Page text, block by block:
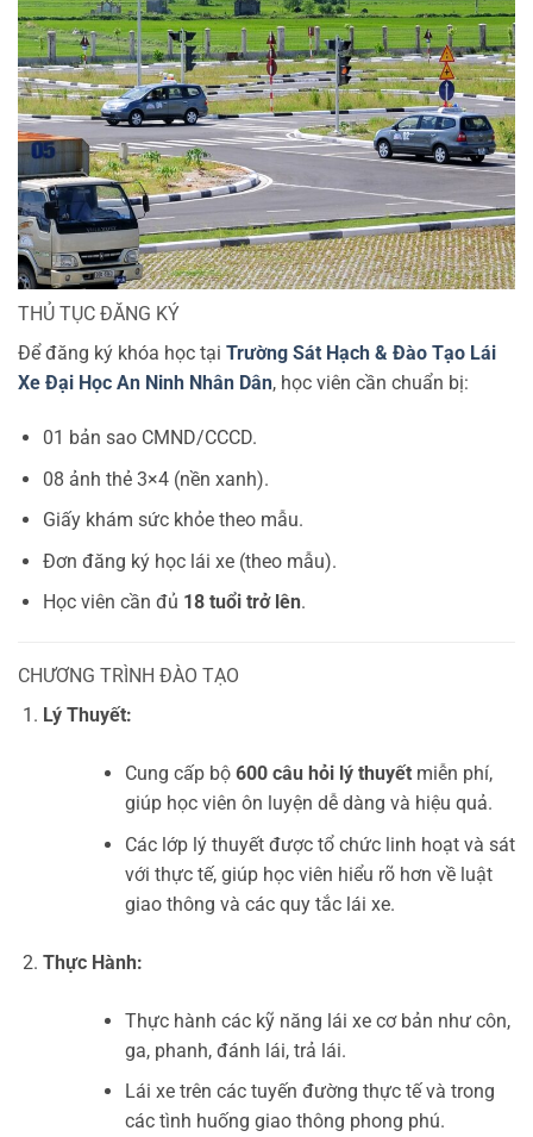
THỦ TỤC ĐĂNG KÝ
Để đăng ký khóa học tại Trường Sát Hạch & Đào Tạo Lái
Xe Đại Học An Ninh Nhân Dân, học viên cần chuẩn bị:
01 bản sao CMND/CCCD.
08 ảnh thẻ 3×4 (nền xanh).
Giấy khám sức khỏe theo mẫu.
Đơn đăng ký học lái xe (theo mẫu).
Học viên cần đủ 18 tuổi trở lên.
CHƯƠNG TRÌNH ĐÀO TẠO
Lý Thuyết:
Cung cấp bộ 600 câu hỏi lý thuyếtmiễn phí,
giúp học viên ôn luyện dễ dàng và hiệu quả.
Các lớp lý thuyết được tổ chức linh hoạt và sát
với thực tế, giúp học viên hiểu rõ hơn về luật
giao thông và các quy tắc lái xe.
Thực Hành:
Thực hành các kỹ năng lái xe cơ bản như côn,
ga, phanh, đánh lái, trả lái.
Lái xe trên các tuyến đường thực tế và trong
các tình huống giao thông phong phú.